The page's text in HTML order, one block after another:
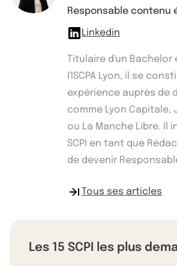
Responsable contenu
Linkedin
Titulaire d'un Bachelor
l'ISCPA Lyon, il se
expérience auprès de
comme Lyon Capitale,
ou La Manche Libre. Il
SCPI en tant que
de devenir
Tous ses articles
Les 15 SCPI les plus